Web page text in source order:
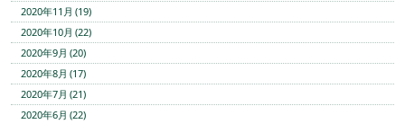
2020年11月 (19)
2020年10月 (22)
2020年9月 (20)
2020年8月 (17)
2020年7月 (21)
2020年6月 (22)